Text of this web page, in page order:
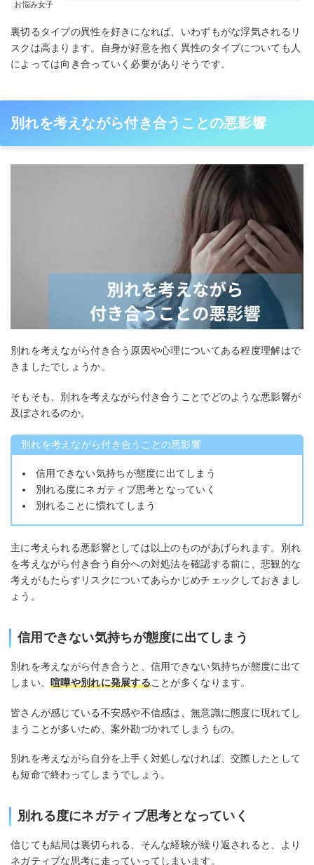
お悩み女子
裏切るタイプの異性を好きになれば、いわずもがな浮気されるリ
スクは高まります。自身が好意を抱く異性のタイプについても人
によっては向き合っていく必要がありそうです。
別れを考えながら付き合うことの悪影響
別れを考えながら付き合う原因や心理についてある程度理解はで
きましたでしょうか。
そもそも、別れを考えながら付き合うことでどのような悪影響が
及ぼされるのか。
別れを考えながら付き合うことの悪影響
信用できない気持ちが態度に出てしまう
別れる度にネガティブ思考となっていく
別れることに慣れてしまう
主に考えられる悪影響としては以上のものがあげられます。別れ
を考えながら付き合う自分への対処法を確認する前に、悲観的な
考えがもたらすリスクについてあらかじめチェックしておきまし
ょう。
信用できない気持ちが態度に出てしまう
別れを考えながら付き合うと、信用できない気持ちが態度に出て
しまい、喧嘩や別れに発展することが多くなります。
皆さんが感じている不安感や不信感は、無意識に態度に現れてし
まうことが多いため、案外勘づかれてしまうもの。
別れを考えながら自分を上手く対処しなければ、交際したとして
も短命で終わってしまうでしょう。
別れる度にネガティブ思考となっていく
信じても結局は裏切られる、そんな経験が繰り返されると、より
ネガティブな思考に走っていってしまいます。